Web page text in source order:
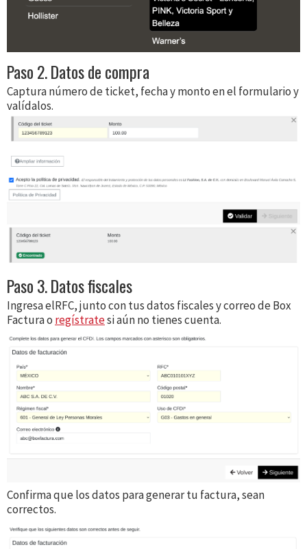
Paso 2. Datos de compra
Captura número de ticket, fecha y monto en el formulario y
valídalos.
Paso 3. Datos fiscales
Ingresa elRFC, junto con tus datos fiscales y correo de Box
Factura o regístratesi aún no tienes cuenta.
Confirma que los datos para generar tu factura, sean
correctos.